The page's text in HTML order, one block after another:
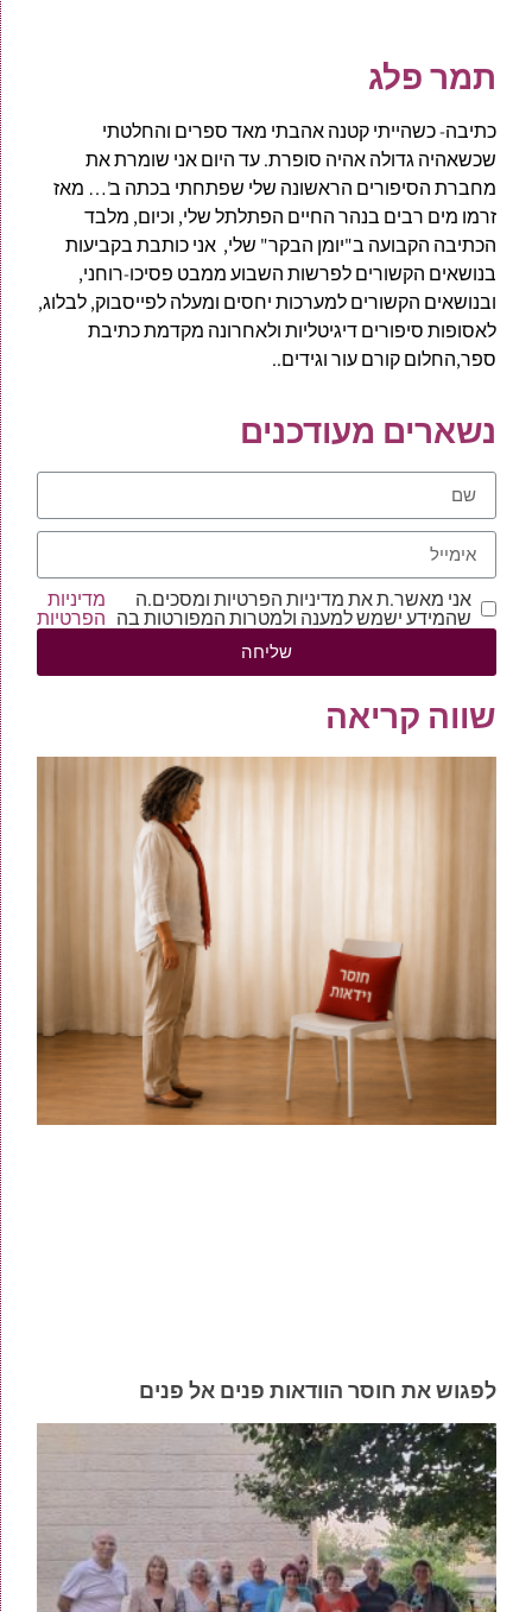
תמר פלג
כתיבה- כשהייתי קטנה אהבתי מאד ספרים והחלטתי
שכשאהיה גדולה אהיה סופרת. עד היום אני שומרת את
מחברת הסיפורים הראשונה שלי שפתחתי בכתה ב'… מאז
זרמו מים רבים בנהר החיים הפתלתל שלי, וכיום, מלבד
הכתיבה הקבועה ב"יומן הבקר" שלי, אני כותבת בקביעות
בנושאים הקשורים לפרשות השבוע ממבט פסיכו-רוחני,
ובנושאים הקשורים למערכות יחסים ומעלה לפייסבוק, לבלוג,
לאסופות סיפורים דיגיטליות ולאחרונה מקדמת כתיבת
ספר,החלום קורם עור וגידים..
נשארים מעודכנים
אני מאשר.ת את מדיניות הפרטיות ומסכים.ה
שהמידע ישמש למענה ולמטרות המפורטות בה
מדיניות
הפרטיות
שליחה
שווה קריאה
לפגוש את חוסר הוודאות פנים אל פנים